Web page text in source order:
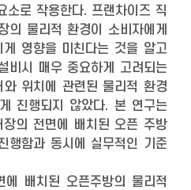
소로 작용한다. 프랜차이즈 직
의 물리적 환경이 소비자에게
게 영향을 미친다는 것을 알고
비시 매우 중요하게 고려되는
와 위치에 관련된 물리적 환경
진행되지 않았다. 본 연구는
장의 전면에 배치된 오픈 주방
행함과 동시에 실무적인 기준
에 배치된 오픈주방의 물리적